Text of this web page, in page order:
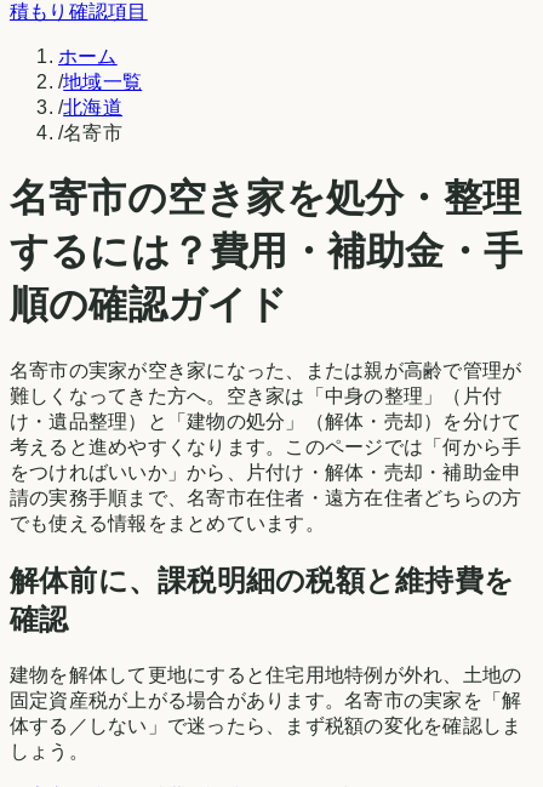
積もり確認項目
ホーム
/地域一覧
/北海道
/名寄市
名寄市の空き家を処分・整理
するには？費用・補助金・手
順の確認ガイド
名寄市の実家が空き家になった、または親が高齢で管理が
難しくなってきた方へ。空き家は「中身の整理」（片付
け・遺品整理）と「建物の処分」（解体・売却）を分けて
考えると進めやすくなります。このページでは「何から手
をつければいいか」から、片付け・解体・売却・補助金申
請の実務手順まで、名寄市在住者・遠方在住者どちらの方
でも使える情報をまとめています。
解体前に、課税明細の税額と維持費を
確認
建物を解体して更地にすると住宅用地特例が外れ、土地の
固定資産税が上がる場合があります。名寄市の実家を「解
体する／しない」で迷ったら、まず税額の変化を確認しま
しょう。